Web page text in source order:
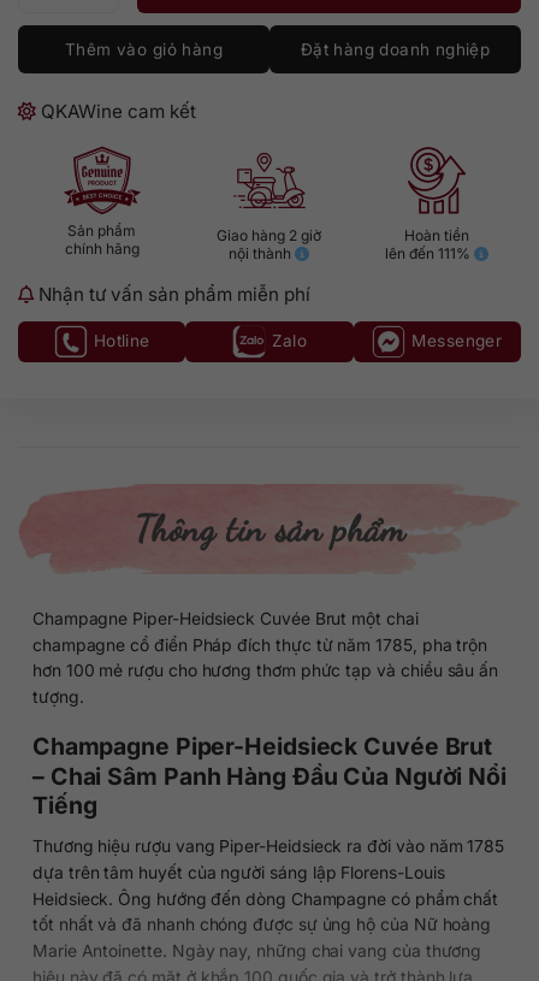
Thêm vào giỏ hàng Đặt hàng doanh nghiệp
QKAWine cam kết
Sản phẩm
chính hãng
Giao hàng 2 giờ
nội thành
Hoàn tiền
lên đến 111%
Nhận tư vấn sản phẩm miễn phí
Hotline Zalo Messenger
Thông tin sản phẩm
Champagne Piper-Heidsieck Cuvée Brut một chai
champagne cổ điển Pháp đích thực từ năm 1785, pha trộn
hơn 100 mẻ rượu cho hương thơm phức tạp và chiều sâu ấn
tượng.
Champagne Piper-Heidsieck Cuvée Brut
– Chai Sâm Panh Hàng Đầu Của Người Nổi
Tiếng
Thương hiệu rượu vang Piper-Heidsieck ra đời vào năm 1785
dựa trên tâm huyết của người sáng lập Florens-Louis
Heidsieck. Ông hướng đến dòng Champagne có phẩm chất
tốt nhất và đã nhanh chóng được sự ủng hộ của Nữ hoàng
Marie Antoinette. Ngày nay, những chai vang của thương
hiệu này đã có mặt ở khắp 100 quốc gia và trở thành lựa